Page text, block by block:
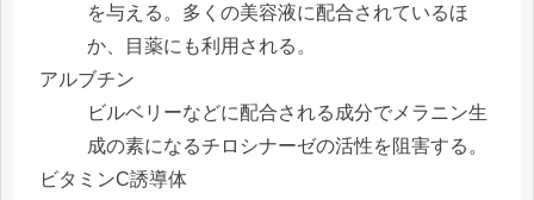
を与える。多くの美容液に配合されているほ
か、目薬にも利用される。
アルブチン
ビルベリーなどに配合される成分でメラニン生
成の素になるチロシナーゼの活性を阻害する。
ビタミンC誘導体